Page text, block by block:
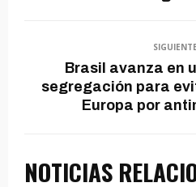
SIGUIENTE
Brasil avanza en
segregación para
Europa por
NOTICIAS